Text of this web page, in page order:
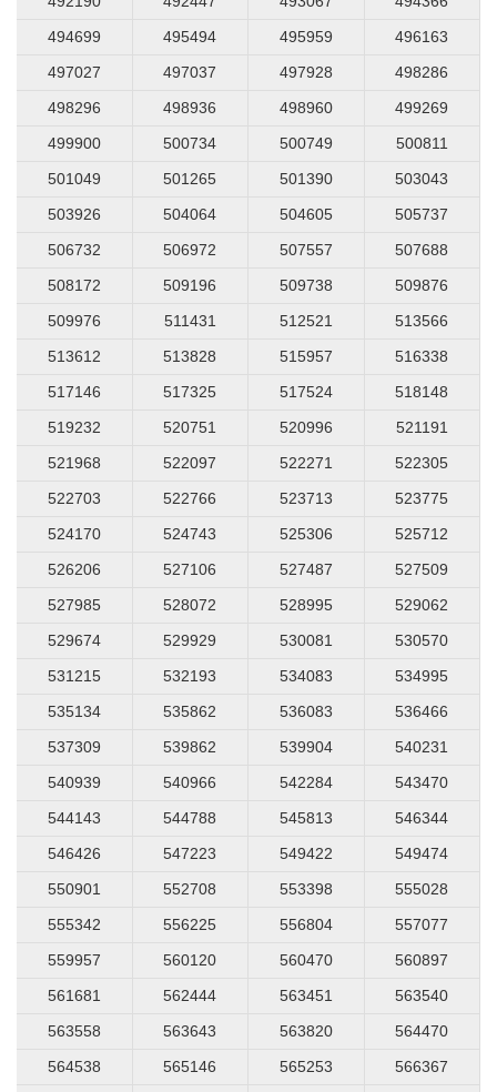
494699
495494 495959
496163
497027
497037 497928
498286
498296
498936 498960
499269
499900
500734 500749
500811
501049
501265 501390
503043
503926
504064 504605
505737
506732
506972 507557
507688
508172
509196 509738
509876
509976
511431 512521
513566
513612
513828 515957
516338
517146
517325 517524
518148
519232
520751 520996
521191
521968
522097 522271
522305
522703
522766 523713
523775
524170
524743 525306
525712
526206
527106 527487
527509
527985
528072 528995
529062
529674
529929 530081
530570
531215
532193 534083
534995
535134
535862 536083
536466
537309
539862 539904
540231
540939
540966 542284
543470
544143
544788 545813
546344
546426
547223 549422
549474
550901
552708 553398
555028
555342
556225 556804
557077
559957
560120 560470
560897
561681
562444 563451
563540
563558
563643 563820
564470
564538
565146 565253
566367